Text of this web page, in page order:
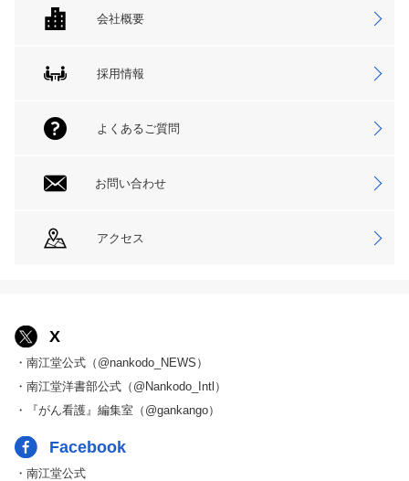
会社概要
採用情報
よくあるご質問
お問い合わせ
アクセス
X
・南江堂公式（@nankodo_NEWS）
・南江堂洋書部公式（@Nankodo_Intl）
・『がん看護』編集室（@gankango）
Facebook
・南江堂公式